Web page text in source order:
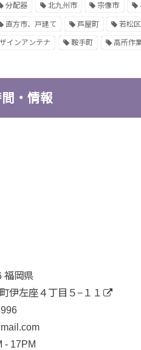
分配器 北九州市 宗像市
直方市、戸建て 芦屋町 若松区
インアンテナ 鞍手町 高所作
・情報
福岡県
伊左座４丁目５−１１
- 17PM